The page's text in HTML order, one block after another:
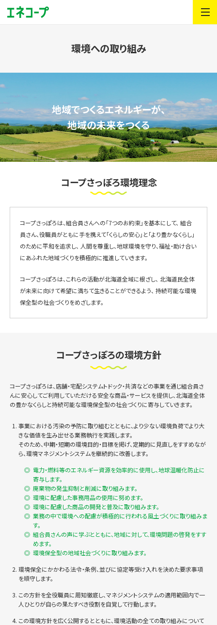
環境への取り組み
地域でつくるエネルギーが、
地域の未来をつくる
コープさっぽろ環境理念
コープさっぽろは、組合員さんへの「7つのお約束」を基本にして、 組合
員さん、役職員がともに手を携えて「くらしの安心」と「より豊かなくらし」
のために平和を追求し、 人間を尊重し、地球環境を守り、福祉・助け合い
にあふれた地域づくりを積極的に推進していきます。
コープさっぽろは、これらの活動が北海道全域に根ざし、 北海道民全体
が未来に向けて希望に満ちて生きることができるよう、 持続可能な環境
保全型の社会づくりをめざします。
コープさっぽろの環境方針
コープさっぽろは、店舗・宅配システムトドック・共済などの事業を通じ組合員さ
んに安心してご利用していただける安全な商品・サービスを提供し、北海道全体
の豊かなくらしと持続可能な環境保全型の社会づくりに寄与していきます。
事業における汚染の予防に取り組むとともに、より少ない環境負荷でより大
きな価値を生み出せる業務執行を実践します。
そのため、中期・短期の環境目的・目標を掲げ、定期的に見直しをすすめなが
ら、環境マネジメントシステムを継続的に改善します。
電力・燃料等のエネルギー資源を効率的に使用し、地球温暖化防止に
寄与します。
廃棄物の発生抑制と削減に取り組みます。
環境に配慮した事務用品の使用に努めます。
環境に配慮した商品の開発と普及に取り組みます。
業務の中で環境への配慮が積極的に行われる風土づくりに取り組みま
す。
組合員さんの声に学ぶとともに、地域に対して、環境問題の啓発をすす
めます。
環境保全型の地域社会づくりに取り組みます。
環境保全にかかわる法令・条例、並びに協定等受け入れを決めた要求事項
を順守します。
この方針を全役職員に周知徹底し、マネジメントシステムの適用範囲内で一
人ひとりが自らの果たすべき役割を自覚して行動します。
この環境方針を広く公開するとともに、環境活動の全ての取り組みについて